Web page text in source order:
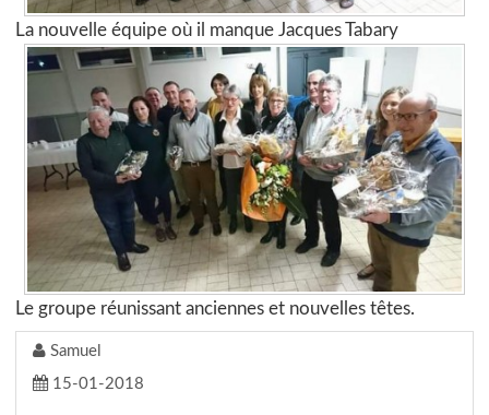
La nouvelle équipe où il manque Jacques Tabary
Le groupe réunissant anciennes et nouvelles têtes.
Samuel
15-01-2018